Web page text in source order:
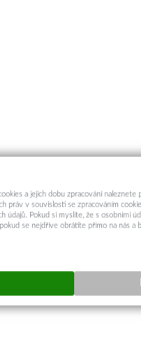
a jejich dobu zpracování naleznete
práv v souvislosti se zpracováním
Pokud si myslíte, že s osobními
se nejdříve obrátíte přímo na nás a